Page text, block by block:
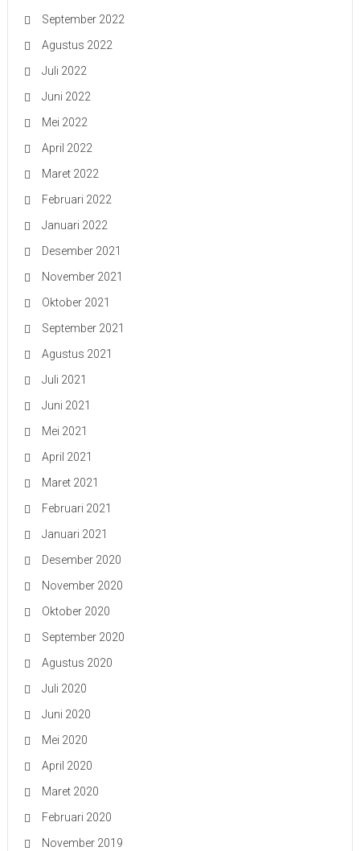
September 2022
Agustus 2022
Juli 2022
Juni 2022
Mei 2022
April 2022
Maret 2022
Februari 2022
Januari 2022
Desember 2021
November 2021
Oktober 2021
September 2021
Agustus 2021
Juli 2021
Juni 2021
Mei 2021
April 2021
Maret 2021
Februari 2021
Januari 2021
Desember 2020
November 2020
Oktober 2020
September 2020
Agustus 2020
Juli 2020
Juni 2020
Mei 2020
April 2020
Maret 2020
Februari 2020
November 2019